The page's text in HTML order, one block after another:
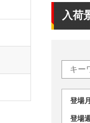
入荷
登
登